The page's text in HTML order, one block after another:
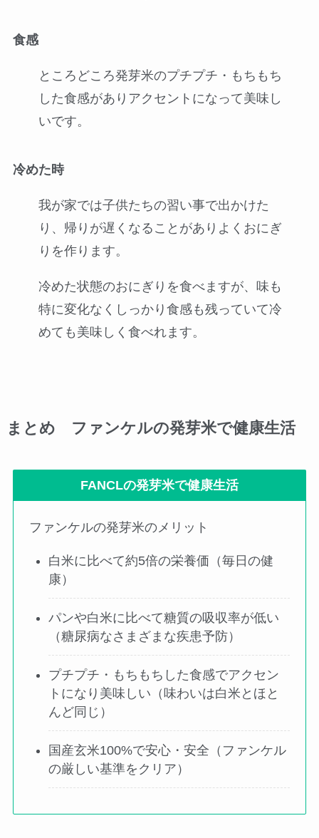
食感
ところどころ発芽米のプチプチ・もちもち
した食感がありアクセントになって美味し
いです。
冷めた時
我が家では子供たちの習い事で出かけた
り、帰りが遅くなることがありよくおにぎ
りを作ります。
冷めた状態のおにぎりを食べますが、味も
特に変化なくしっかり食感も残っていて冷
めても美味しく食べれます。
まとめ ファンケルの発芽米で健康生活
FANCLの発芽米で健康生活
ファンケルの発芽米のメリット
白米に比べて約5倍の栄養価（毎日の健
康）
パンや白米に比べて糖質の吸収率が低い
（糖尿病なさまざまな疾患予防）
プチプチ・もちもちした食感でアクセン
トになり美味しい（味わいは白米とほと
んど同じ）
国産玄米100%で安心・安全（ファンケル
の厳しい基準をクリア）